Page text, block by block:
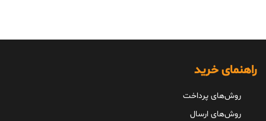
راهنمای خرید
روش‌های پرداخت
روش‌های ارسال